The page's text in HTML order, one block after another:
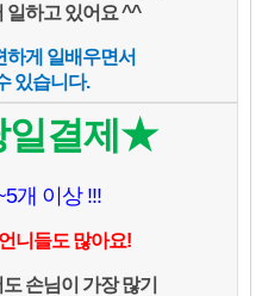
일하고 있어요 ^^
하게 일배우면서
있습니다.
결제★
개 이상 !!!
니들도 많아요!
손님이 가장 많기